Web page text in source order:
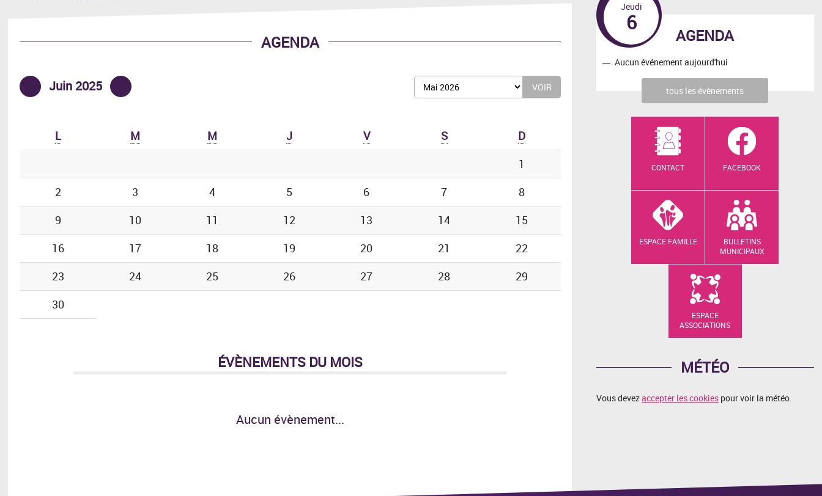
AGENDA
Mois précédent
Juin 2025
Mois suivant
Afficher
le
L M M J V S
D
1
2
3 4 5 6 7
8
9
10 11 12 13 14
15
16
17 18 19 20 21
22
23
24 25 26 27 28
29
30
ÉVÈNEMENTS DU MOIS
Aucun évènement...
AGENDA
Jeudi
6
Aucun événement aujourd'hui
tous les évènements
CONTACT FACEBOOK
ESPACE FAMILLE
BULLETINS
MUNICIPAUX
ESPACE
ASSOCIATIONS
MÉTÉO
Vous devezaccepter les cookies pour voir la météo.